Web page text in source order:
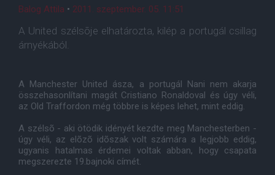
Balog Attila • 2011. szeptember. 05. 11:51
A United szélsõje elhatározta, kilép a portugál csillag
árnyékából.
A Manchester United ásza, a portugál Nani nem akarja
összehasonlítani magát Cristiano Ronaldoval és úgy véli,
az Old Traffordon még többre is képes lehet, mint eddig.
A szélsõ - aki ötödik idényét kezdte meg Manchesterben -
úgy véli, az elõzõ idõszak volt számára a legjobb eddig,
ugyanis hatalmas érdemei voltak abban, hogy csapata
megszerezte 19.bajnoki címét.